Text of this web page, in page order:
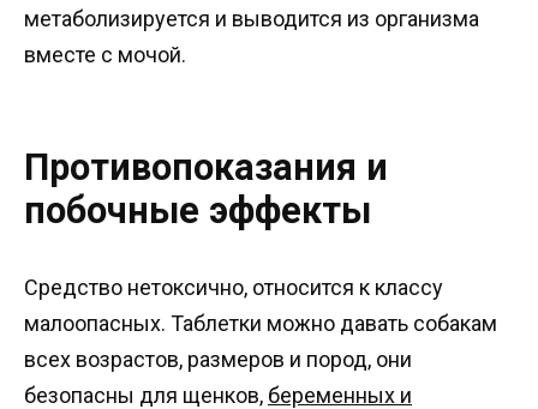
метаболизируется и выводится из организма
вместе с мочой.
Противопоказания и
побочные эффекты
Средство нетоксично, относится к классу
малоопасных. Таблетки можно давать собакам
всех возрастов, размеров и пород, они
безопасны для щенков, беременных и